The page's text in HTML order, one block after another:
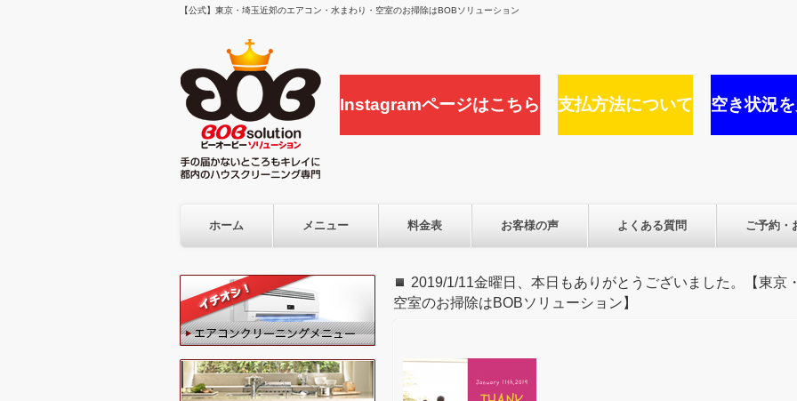
【公式】東京・埼玉近郊のエアコン・水まわり・空室のお掃除はBOBソリューション
空き状況
支払方法について
Instagramページはこちら
ホーム メニュー 料金表 お客様の声 よくある質問 ご予約・
2019/1/11金曜日、本日もありがとうございました。【東京
空室のお掃除はBOBソリューション】